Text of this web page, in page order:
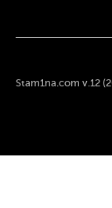
Stam1na.com v.12